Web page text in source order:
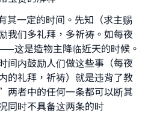
其一定的时间。先知（求主赐
我们多礼拜，多祈祷。如每夜
这是造物主降临近天的时候。
间内鼓励人们做这些事（每夜
的礼拜，祈祷）就是违背了教
者中的任何一条都可以断其
同时不具备这两条的时
on millions of lives